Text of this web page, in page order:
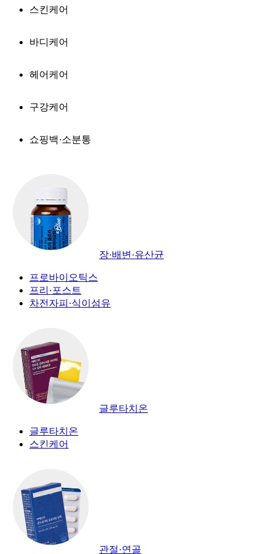
스킨케어
바디케어
헤어케어
구강케어
쇼핑백·소분통
장·배변·유산균
프로바이오틱스
프리·포스트
차전자피·식이섬유
글루타치온
글루타치온
스킨케어
관절·연골